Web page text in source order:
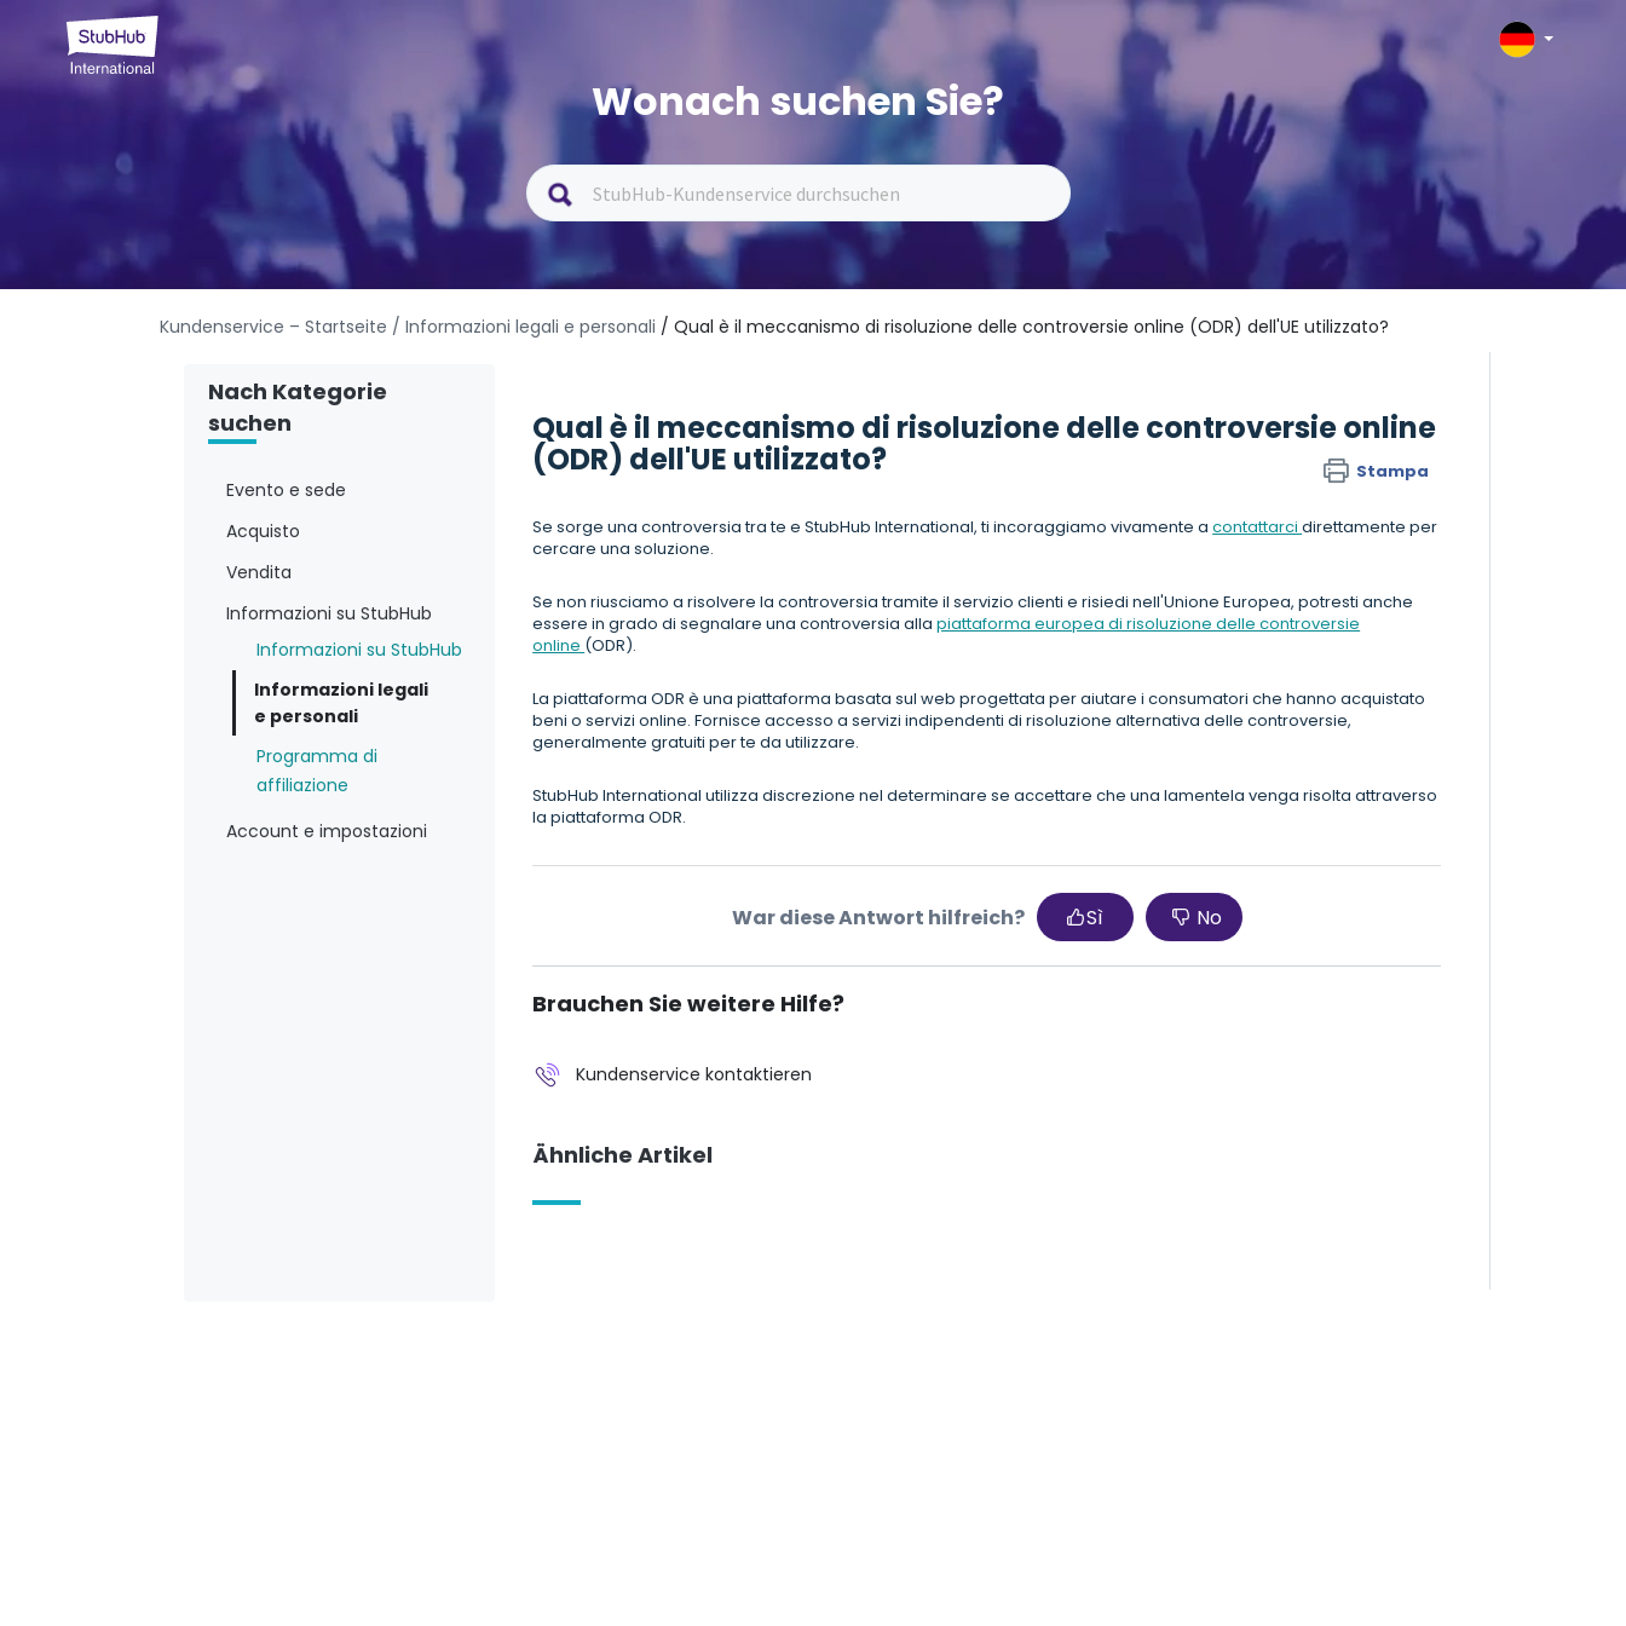
Wonach suchen Sie?
Kundenservice – Startseite / Informazioni legali e personali / Qual è il meccanismo di risoluzione delle controversie online (ODR) dell'UE utilizzato?
Nach Kategorie
suchen
Evento e sede
Acquisto
Vendita
Informazioni su StubHub
Informazioni su StubHub
Informazioni legali
e personali
Programma di
affiliazione
Account e impostazioni
Qual è il meccanismo di risoluzione delle controversie online
(ODR) dell'UE utilizzato? Stampa
Se sorge una controversia tra te e StubHub International, ti incoraggiamo vivamente acontattarcidirettamente per
cercare una soluzione.
Se non riusciamo a risolvere la controversia tramite il servizio clienti e risiedi nell'Unione Europea, potresti anche
essere in grado di segnalare una controversia allapiattaforma europea di risoluzione delle controversie
online (ODR).
La piattaforma ODR è una piattaforma basata sul web progettata per aiutare i consumatori che hanno acquistato
beni o servizi online. Fornisce accesso a servizi indipendenti di risoluzione alternativa delle controversie,
generalmente gratuiti per te da utilizzare.
StubHub International utilizza discrezione nel determinare se accettare che una lamentela venga risolta attraverso
la piattaforma ODR.
War diese Antwort hilfreich? Sì No
Brauchen Sie weitere Hilfe?
Kundenservice kontaktieren
Ähnliche Artikel